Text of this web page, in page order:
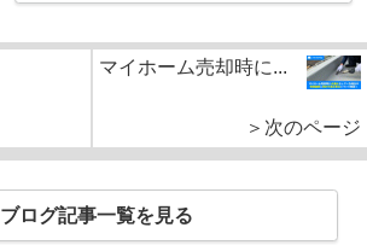
マイホーム売却時に...
＞次のページ
ブログ記事一覧を見る